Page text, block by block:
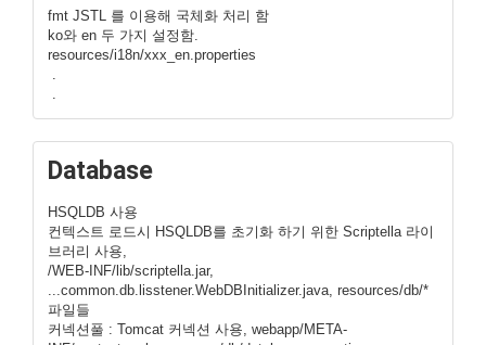
fmt JSTL 를 이용해 국체화 처리 함
ko와 en 두 가지 설정함.
resources/i18n/xxx_en.properties
.
.
Database
HSQLDB 사용
컨텍스트 로드시 HSQLDB를 초기화 하기 위한 Scriptella 라이
브러리 사용,
/WEB-INF/lib/scriptella.jar,
...common.db.lisstener.WebDBInitializer.java, resources/db/*
파일들
커넥션풀 : Tomcat 커넥션 사용, webapp/META-